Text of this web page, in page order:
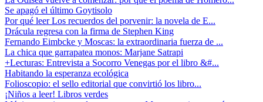
Se apagó el último Goytisolo
Por qué leer Los recuerdos del porvenir: la novela de E...
Drácula regresa con la firma de Stephen King
Fernando Eimbcke y Moscas: la extraordinaria fuerza de ...
La chica que garrapatea monos: Marjane Satrapi
+Lecturas: Entrevista a Socorro Venegas por el libro &#...
Habitando la esperanza ecológica
Folioscopio: el sello editorial que convirtió los libro...
¡Niños a leer! Libros verdes